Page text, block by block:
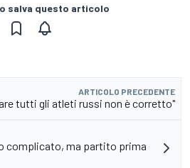
salva questo articolo
ARTICOLO PRECEDENTE
tutti gli atleti russi non è corretto"
complicato, ma partito prima